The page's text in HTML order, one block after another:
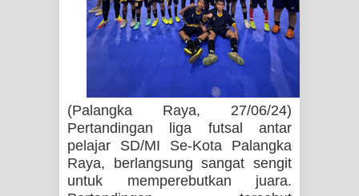
(Palangka Raya, 27/06/24)
Pertandingan liga futsal antar
pelajar SD/MI Se-Kota Palangka
Raya, berlangsung sangat sengit
untuk memperebutkan juara.